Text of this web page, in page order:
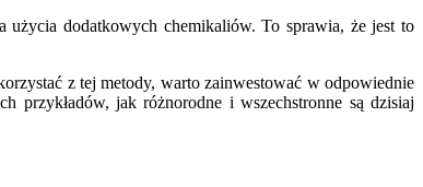
użycia dodatkowych chemikaliów. To sprawia, że jest to
z tej metody, warto zainwestować w odpowiednie
przykładów, jak różnorodne i wszechstronne są dzisiaj